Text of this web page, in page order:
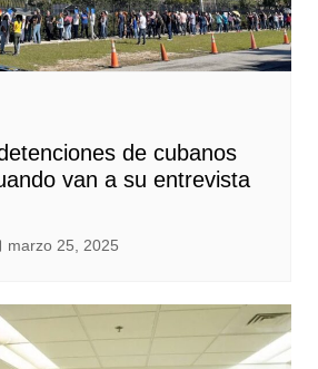
de cubanos
van a su entrevista
marzo 25, 2025